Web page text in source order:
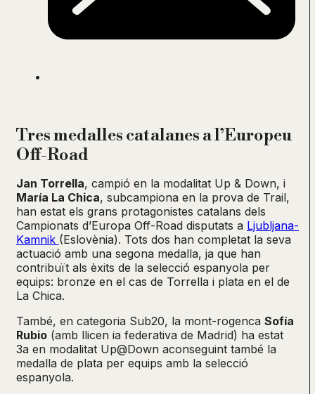
Tres medalles catalanes a l’Europeu
Off-Road
Jan Torrella, campió en la modalitat Up & Down, i
María La Chica, subcampiona en la prova de Trail,
han estat els grans protagonistes catalans dels
Campionats d’Europa Off-Road disputats a Ljubljana-
Kamnik (Eslovènia). Tots dos han completat la seva
actuació amb una segona medalla, ja que han
contribuït als èxits de la selecció espanyola per
equips: bronze en el cas de Torrella i plata en el de
La Chica.
També, en categoria Sub20, la mont-rogenca Sofía
Rubio (amb llicen ia federativa de Madrid) ha estat
3a en modalitat Up@Down aconseguint també la
medalla de plata per equips amb la selecció
espanyola.